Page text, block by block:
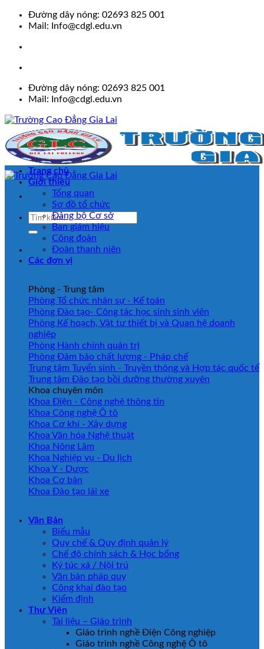
Skip
Đường dây nóng: 02693 825 001
Mail: Info@cdgl.edu.vn
Đường dây nóng: 02693 825 001
Mail: Info@cdgl.edu.vn
Trang chủ
Giới thiệu
Tổng quan
Sơ đồ tổ chức
Đảng bộ Cơ sở
Ban giám hiệu
Công đoàn
Đoàn thanh niên
Các đơn vị
Phòng - Trung tâm
Phòng Tổ chức nhân sự - Kế toán
Phòng Đào tạo- Công tác học sinh sinh viên
Phòng Kế hoạch, Vật tư thiết bị và Quan hệ doanh
nghiệp
Phòng Hành chính quản trị
Phòng Đảm bảo chất lượng - Pháp chế
Trung tâm Tuyển sinh - Truyền thông và Hợp tác quốc tế
Trung tâm Đào tạo bồi dưỡng thường xuyên
Khoa chuyên môn
Khoa Điện - Công nghệ thông tin
Khoa Công nghệ Ô tô
Khoa Cơ khí - Xây dựng
Khoa Văn hóa Nghệ thuật
Khoa Nông Lâm
Khoa Nghiệp vụ - Du lịch
Khoa Y - Dược
Khoa Cơ bản
Khoa Đào tạo lái xe
Văn Bản
Biểu mẫu
Quy chế & Quy định quản lý
Chế độ chính sách & Học bổng
Ký túc xá / Nội trú
Văn bản pháp quy
Công khai đào tạo
Kiểm định
Thư Viện
Tài liệu – Giáo trình
Giáo trình nghề Điện Công nghiệp
Giáo trình nghề Công nghệ Ô tô